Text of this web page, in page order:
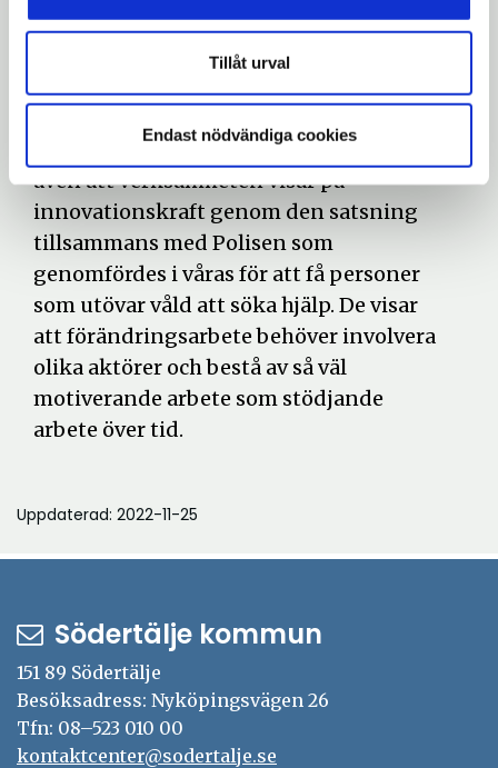
Tillåt urval
Endast nödvändiga cookies
det löpande arbetet. Detta är särskilt
evidensbaserad metod, vilket är
eftersökt i arbetet med våldsutövare.
Operation kvinnofrids styrgrupp tycker
även att verksamheten visar på
innovationskraft genom den satsning
tillsammans med Polisen som
genomfördes i våras för att få personer
som utövar våld att söka hjälp. De visar
att förändringsarbete behöver involvera
olika aktörer och bestå av så väl
motiverande arbete som stödjande
arbete över tid.
Uppdaterad: 2022-11-25
Södertälje kommun
151 89 Södertälje
Besöksadress: Nyköpingsvägen 26
Tfn: 08–523 010 00
kontaktcenter@sodertalje.se